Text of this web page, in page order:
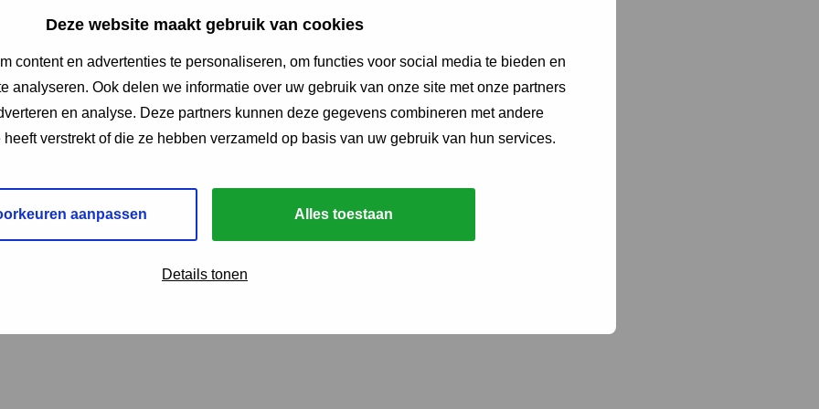
Deze website maakt gebruik van cookies
content en advertenties te personaliseren, om functies voor social media te bieden en
analyseren. Ook delen we informatie over uw gebruik van onze site met onze partners
en analyse. Deze partners kunnen deze gegevens combineren met andere
verstrekt of die ze hebben verzameld op basis van uw gebruik van hun services.
aanpassen Alles toestaan
Details tonen
link opent in een nieuw tabblad
de Belastingdienst.
terugkijken
een webinar over belastingaangifte, specifiek gericht op aftrekbare